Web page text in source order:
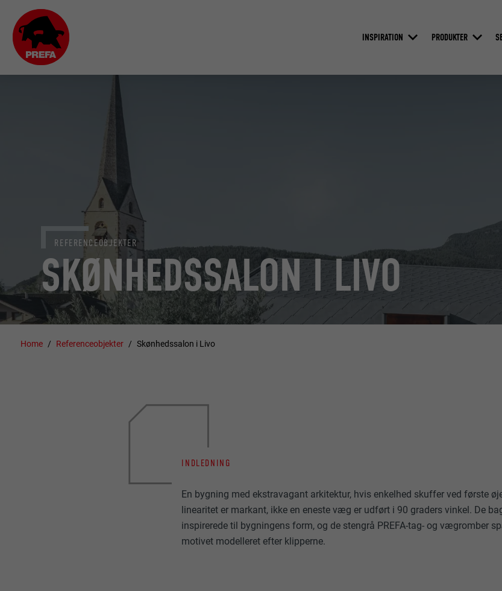
INSPIRATION PRODUKTER
SKØNHEDSSALON I LIVO
REFERENCEOBJEKTER
Home Referenceobjekter Skønhedssalon i Livo
INDLEDNING
En bygning med ekstravagant arkitektur, hvis enkelhed skuffer ved første
linearitet er markant, ikke en eneste væg er udført i 90 graders vinkel. De
inspirerede til bygningens form, og de stengrå PREFA-tag- og vægromber
motivet modelleret efter klipperne.